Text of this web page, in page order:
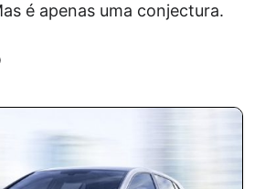
é apenas uma conjectura.